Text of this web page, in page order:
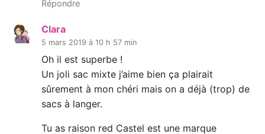
Répondre
Clara
5 mars 2019 à 10 h 57 min
Oh il est superbe !
Un joli sac mixte j’aime bien ça plairait
sûrement à mon chéri mais on a déjà (trop) de
sacs à langer.
Tu as raison red Castel est une marque